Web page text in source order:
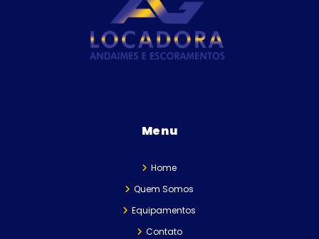
Menu
Home
Quem Somos
Equipamentos
Contato